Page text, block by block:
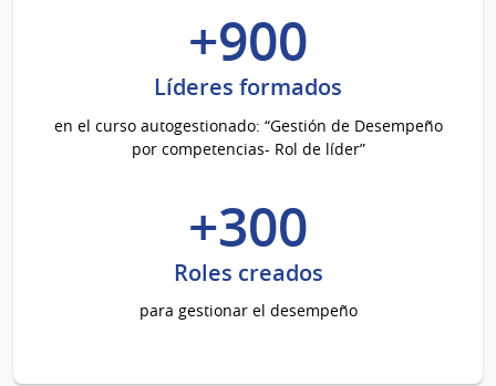
+900
Líderes formados
en el curso autogestionado: “Gestión de Desempeño
por competencias- Rol de líder”
+300
Roles creados
para gestionar el desempeño